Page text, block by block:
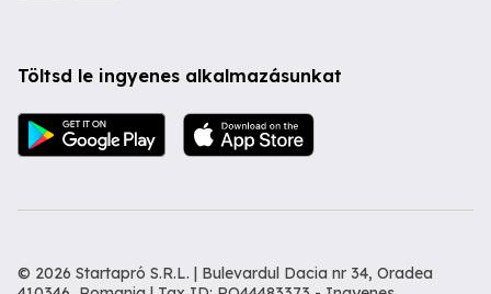
Töltsd le ingyenes alkalmazásunkat
© 2026 Startapró S.R.L. | Bulevardul Dacia nr 34, Oradea